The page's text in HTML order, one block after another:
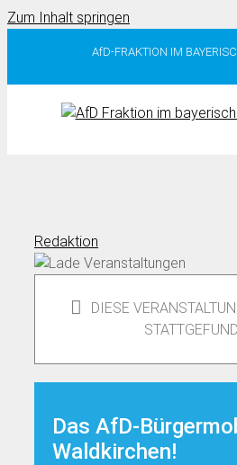
Zum Inhalt springen
AfD-FRAKTION IM
Redaktion
DIESE
Das AfD-
Waldkirchen!